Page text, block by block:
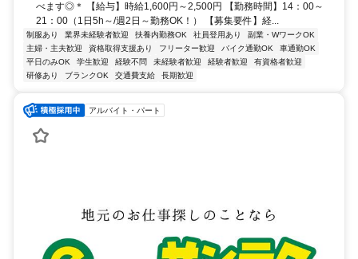
べます◎＊ 【給与】時給1,600円～2,500円 【勤務時間】14：00～
21：00（1日5h～/週2日～勤務OK！） 【募集要件】経...
制服あり 業界未経験者歓迎 扶養内勤務OK 社員登用あり
副業・WワークOK
主婦・主夫歓迎
資格取得支援あり フリーター歓迎 バイク通勤OK
車通勤OK
平日のみOK
学生歓迎 経験不問 未経験者歓迎 経験者歓迎
有資格者歓迎
研修あり
ブランクOK 交通費支給 長期歓迎
アルバイト・パート